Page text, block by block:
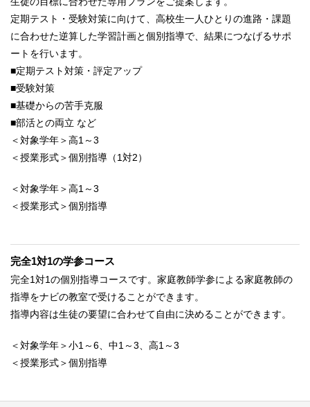
定期テスト・受験対策に向けて、高校生一人ひとりの進路・課題
に合わせた逆算した学習計画と個別指導で、結果につなげるサポ
ートを行います。
■定期テスト対策・評定アップ
■受験対策
■基礎からの苦手克服
■部活との両立 など
＜対象学年＞高1～3
＜授業形式＞個別指導（1対2）
＜対象学年＞高1～3
＜授業形式＞個別指導
完全1対1の学参コース
完全1対1の個別指導コースです。家庭教師学参による家庭教師の
指導をナビの教室で受けることができます。
指導内容は生徒の要望に合わせて自由に決めることができます。
＜対象学年＞小1～6、中1～3、高1～3
＜授業形式＞個別指導